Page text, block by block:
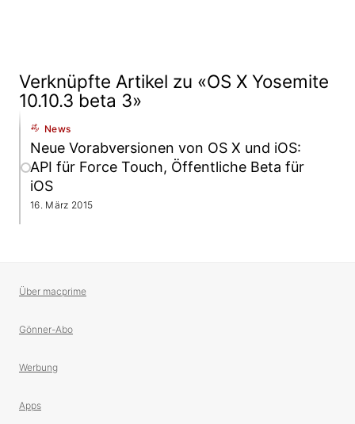
Verknüpfte Artikel zu «OS X Yosemite
10.10.3 beta 3»
News
Neue Vorabversionen von OS X und iOS:
API für Force Touch, Öffentliche Beta für
iOS
16. März 2015
Über macprime
Gönner-Abo
Werbung
Apps